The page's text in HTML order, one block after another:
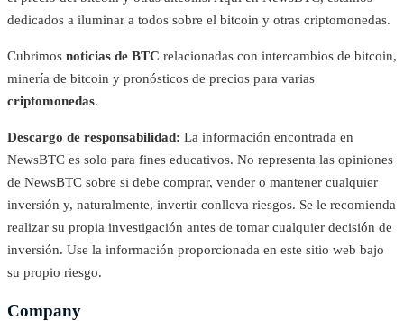
dedicados a iluminar a todos sobre el bitcoin y otras criptomonedas.
Cubrimos noticias de BTC relacionadas con intercambios de bitcoin,
minería de bitcoin y pronósticos de precios para varias
criptomonedas.
Descargo de responsabilidad: La información encontrada en
NewsBTC es solo para fines educativos. No representa las opiniones
de NewsBTC sobre si debe comprar, vender o mantener cualquier
inversión y, naturalmente, invertir conlleva riesgos. Se le recomienda
realizar su propia investigación antes de tomar cualquier decisión de
inversión. Use la información proporcionada en este sitio web bajo
su propio riesgo.
Company